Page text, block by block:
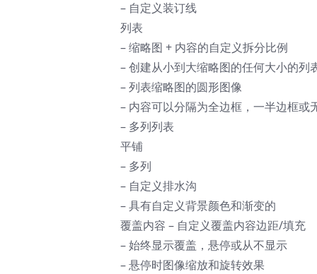
– 自定义装订线
列表
– 缩略图 + 内容的自定义拆分比例
– 创建从小到大缩略图的任何大小的列
– 列表缩略图的圆形图像
– 内容可以分隔为全边框，一半边框或
– 多列列表
平铺
– 多列
– 自定义排水沟
– 具有自定义背景颜色和渐变的
覆盖内容 – 自定义覆盖内容边距/填充
– 始终显示覆盖，悬停或从不显示
– 悬停时图像缩放和旋转效果